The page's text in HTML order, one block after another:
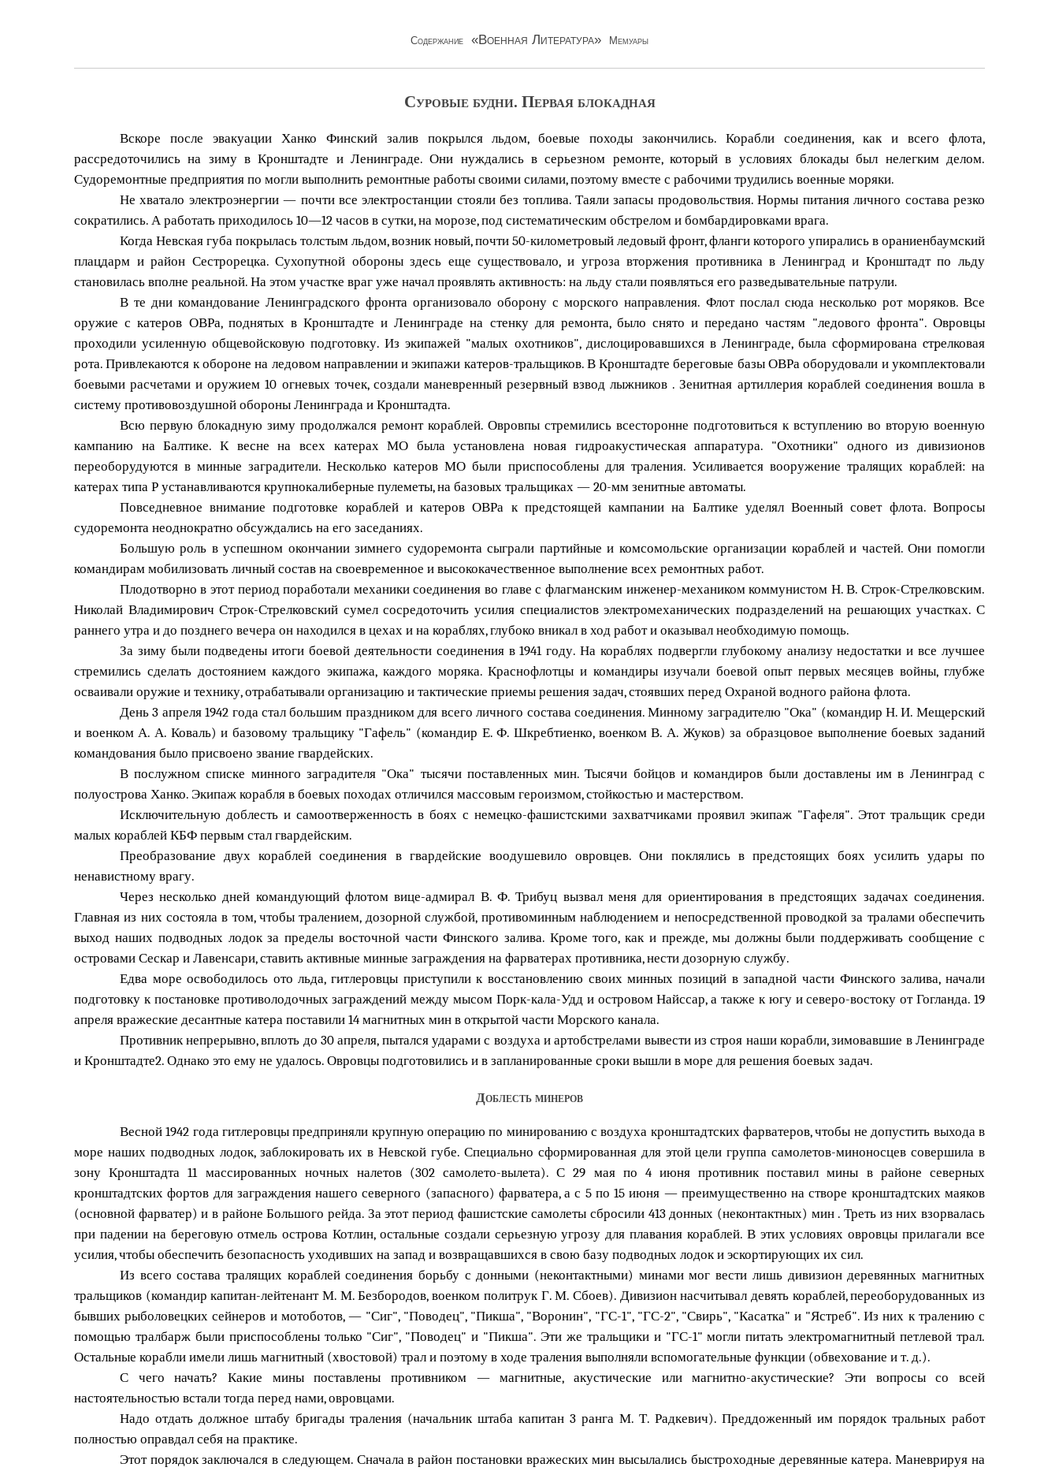
Содержание «Военная Литература» Мемуары
Суровые будни. Первая блокадная
Вскоре после эвакуации Ханко Финский залив покрылся льдом, боевые походы закончились. Корабли соединения, как и всего флота,
рассредоточились на зиму в Кронштадте и Ленинграде. Они нуждались в серьезном ремонте, который в условиях блокады был нелегким делом.
Судоремонтные предприятия по могли выполнить ремонтные работы своими силами, поэтому вместе с рабочими трудились военные моряки.
Не хватало электроэнергии — почти все электростанции стояли без топлива. Таяли запасы продовольствия. Нормы питания личного состава резко
сократились. А работать приходилось 10—12 часов в сутки, на морозе, под систематическим обстрелом и бомбардировками врага.
Когда Невская губа покрылась толстым льдом, возник новый, почти 50-километровый ледовый фронт, фланги которого упирались в ораниенбаумский
плацдарм и район Сестрорецка. Сухопутной обороны здесь еще существовало, и угроза вторжения противника в Ленинград и Кронштадт по льду
становилась вполне реальной. На этом участке враг уже начал проявлять активность: на льду стали появляться его разведывательные патрули.
В те дни командование Ленинградского фронта организовало оборону с морского направления. Флот послал сюда несколько рот моряков. Все
оружие с катеров ОВРа, поднятых в Кронштадте и Ленинграде на стенку для ремонта, было снято и передано частям "ледового фронта". Овровцы
проходили усиленную общевойсковую подготовку. Из экипажей "малых охотников", дислоцировавшихся в Ленинграде, была сформирована cтpeлковая
рота. Привлекаются к обороне на ледовом направлении и экипажи катеров-тральщиков. В Кронштадте береговые базы ОВРа оборудовали и укомплектовали
боевыми расчетами и оружием 10 огневых точек, создали маневренный резервный взвод лыжников . Зенитная артиллерия кораблей соединения вошла в
систему противовоздушной обороны Ленинграда и Кронштадта.
Всю первую блокадную зиму продолжался ремонт кораблей. Овровпы стремились всесторонне подготовиться к вступлению во вторую военную
кампанию на Балтике. К весне на всех катерах МО была установлена новая гидроакустическая аппаратура. "Охотники" одного из дивизионов
переоборудуются в минные заградители. Несколько катеров МО были приспособлены для траления. Усиливается вооружение тралящих кораблей: на
катерах типа Р устанавливаются крупнокалиберные пулеметы, на базовых тральщиках — 20-мм зенитные автоматы.
Повседневное внимание подготовке кораблей и катеров ОВРа к предстоящей кампании на Балтике уделял Военный совет флота. Вопросы
судоремонта неоднократно обсуждались на его заседаниях.
Большую роль в успешном окончании зимнего судоремонта сыграли партийные и комсомольские организации кораблей и частей. Они помогли
командирам мобилизовать личный состав на своевременное и высококачественное выполнение всех ремонтных работ.
Плодотворно в этот период поработали механики соединения во главе с флагманским инженер-механиком коммунистом Н. В. Строк-Стрелковским.
Николай Владимирович Строк-Стрелковский сумел сосредоточить усилия специалистов электромеханических подразделений на решающих участках. С
раннего утра и до позднего вечера он находился в цехах и на кораблях, глубоко вникал в ход работ и оказывал необходимую помощь.
За зиму были подведены итоги боевой деятельности соединения в 1941 году. На кораблях подвергли глубокому анализу недостатки и все лучшее
стремились сделать достоянием каждого экипажа, каждого моряка. Краснофлотцы и командиры изучали боевой опыт первых месяцев войны, глубже
осваивали оружие и технику, отрабатывали организацию и тактические приемы решения задач, стоявших перед Охраной водного района флота.
День 3 апреля 1942 года стал большим праздником для всего личного состава соединения. Минному заградителю "Ока" (командир Н. И. Мещерский
и военком А. А. Коваль) и базовому тральщику "Гафель" (командир Е. Ф. Шкребтиенко, военком В. А. Жуков) за образцовое выполнение боевых заданий
командования было присвоено звание гвардейских.
В послужном списке минного заградителя "Ока" тысячи поставленных мин. Тысячи бойцов и командиров были доставлены им в Ленинград с
полуострова Ханко. Экипаж корабля в боевых походах отличился массовым героизмом, стойкостью и мастерством.
Исключительную доблесть и самоотверженность в боях с немецко-фашистскими захватчиками проявил экипаж "Гафеля". Этот тральщик среди
малых кораблей КБФ первым стал гвардейским.
Преобразование двух кораблей соединения в гвардейские воодушевило овровцев. Они поклялись в предстоящих боях усилить удары по
ненавистному врагу.
Через несколько дней командующий флотом вице-адмирал В. Ф. Трибуц вызвал меня для ориентирования в предстоящих задачах соединения.
Главная из них состояла в том, чтобы тралением, дозорной службой, противоминным наблюдением и непосредственной проводкой за тралами обеспечить
выход наших подводных лодок за пределы восточной части Финского залива. Кроме того, как и прежде, мы должны были поддерживать сообщение с
островами Сескар и Лавенсари, ставить активные минные заграждения на фарватерах противника, нести дозорную службу.
Едва море освободилось ото льда, гитлеровцы приступили к восстановлению своих минных позиций в западной части Финского залива, начали
подготовку к постановке противолодочных заграждений между мысом Порк-кала-Удд и островом Найссар, а также к югу и северо-востоку от Гогланда. 19
апреля вражеские десантные катера поставили 14 магнитных мин в открытой части Морского канала.
Противник непрерывно, вплоть до 30 апреля, пытался ударами с воздуха и артобстрелами вывести из строя наши корабли, зимовавшие в Ленинграде
и Кронштадте2. Однако это ему не удалось. Овровцы подготовились и в запланированные сроки вышли в море для решения боевых задач.
Доблесть минеров
Весной 1942 года гитлеровцы предприняли крупную операцию по минированию с воздуха кронштадтских фарватеров, чтобы не допустить выхода в
море наших подводных лодок, заблокировать их в Невской губе. Специально сформированная для этой цели группа самолетов-миноносцев совершила в
зону Кронштадта 11 массированных ночных налетов (302 самолето-вылета). С 29 мая по 4 июня противник поставил мины в районе северных
кронштадтских фортов для заграждения нашего северного (запасного) фарватера, а с 5 по 15 июня — преимущественно на створе кронштадтских маяков
(основной фарватер) и в районе Большого рейда. За этот период фашистские самолеты сбросили 413 донных (неконтактных) мин . Треть из них взорвалась
при падении на береговую отмель острова Котлин, остальные создали серьезную угрозу для плавания кораблей. В этих условиях овровцы прилагали все
усилия, чтобы обеспечить безопасность уходивших на запад и возвращавшихся в свою базу подводных лодок и эскортирующих их сил.
Из всего состава тралящих кораблей соединения борьбу с донными (неконтактными) минами мог вести лишь дивизион деревянных магнитных
тральщиков (командир капитан-лейтенант М. М. Безбородов, военком политрук Г. М. Сбоев). Дивизион насчитывал девять кораблей, переоборудованных из
бывших рыболовецких сейнеров и мотоботов, — "Сиг", "Поводец", "Пикша", "Воронин", "ГС-1", "ГС-2", "Свирь", "Касатка" и "Ястреб". Из них к тралению с
помощью тралбарж были приспособлены только "Сиг", "Поводец" и "Пикша". Эти же тральщики и "ГС-1" могли питать электромагнитный петлевой трал.
Остальные корабли имели лишь магнитный (хвостовой) трал и поэтому в ходе траления выполняли вспомогательные функции (обвехование и т. д.).
С чего начать? Какие мины поставлены противником — магнитные, акустические или магнитно-акустические? Эти вопросы со всей
настоятельностью встали тогда перед нами, овровцами.
Надо отдать должное штабу бригады траления (начальник штаба капитан 3 ранга М. Т. Радкевич). Преддоженный им порядок тральных работ
полностью оправдал себя на практике.
Этот порядок заключался в следующем. Сначала в район постановки вражеских мин высылались быстроходные деревянные катера. Маневрируя на